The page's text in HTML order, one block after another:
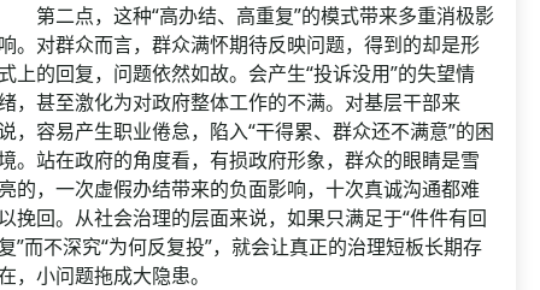
二点，这种“高办结、高重复”的模式带来多重消极影
。对群众而言，群众满怀期待反映问题，得到的却是形
上的回复，问题依然如故。会产生“投诉没用”的失望情
，甚至激化为对政府整体工作的不满。对基层干部来
，容易产生职业倦怠，陷入“干得累、群众还不满意”的困
。站在政府的角度看，有损政府形象，群众的眼睛是雪
的，一次虚假办结带来的负面影响，十次真诚沟通都难
挽回。从社会治理的层面来说，如果只满足于“件件有回
”而不深究“为何反复投”，就会让真正的治理短板长期存
，小问题拖成大隐患。